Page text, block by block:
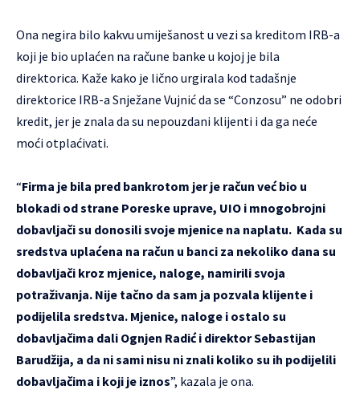
Ona negira bilo kakvu umiješanost u vezi sa kreditom IRB-a
koji je bio uplaćen na račune banke u kojoj je bila
direktorica. Kaže kako je lično urgirala kod tadašnje
direktorice IRB-a Snježane Vujnić da se “Conzosu” ne odobri
kredit, jer je znala da su nepouzdani klijenti i da ga neće
moći otplaćivati.
“Firma je bila pred bankrotom jer je račun već bio u
blokadi od strane Poreske uprave, UIO i mnogobrojni
dobavljači su donosili svoje mjenice na naplatu. Kada su
sredstva uplaćena na račun u banci za nekoliko dana su
dobavljači kroz mjenice, naloge, namirili svoja
potraživanja. Nije tačno da sam ja pozvala klijente i
podijelila sredstva. Mjenice, naloge i ostalo su
dobavljačima dali Ognjen Radić i direktor Sebastijan
Barudžija, a da ni sami nisu ni znali koliko su ih podijelili
dobavljačima i koji je iznos”, kazala je ona.